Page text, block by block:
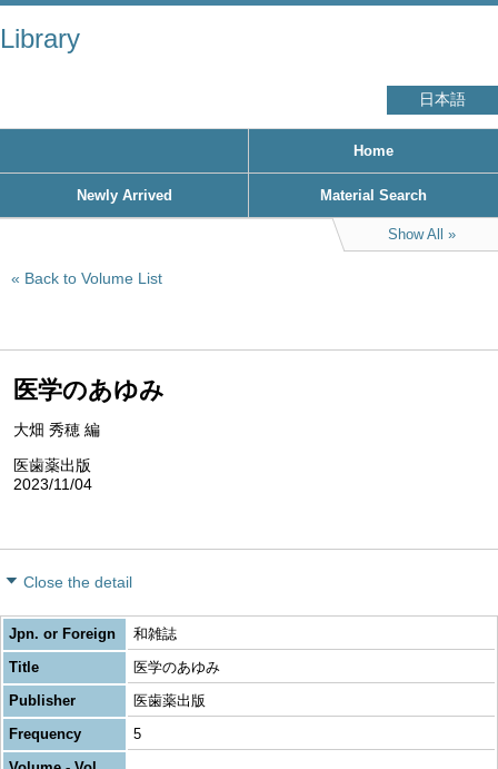
Library
日本語
Home
Newly Arrived Material Search
Show All
Back to Volume List
医学のあゆみ
大畑 秀穂 編
医歯薬出版
2023/11/04
Close the detail
Jpn. or Foreign
和雑誌
Title
医学のあゆみ
Publisher
医歯薬出版
Frequency
5